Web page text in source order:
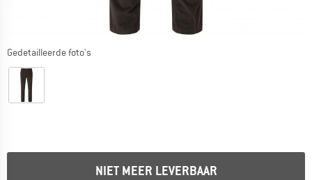
Gedetailleerde foto's
NIET MEER LEVERBAAR